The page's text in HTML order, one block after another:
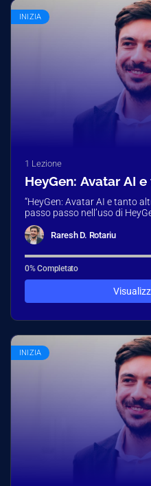
INIZIA
1 Lezione
HeyGen: Avatar AI
“HeyGen: Avatar AI e tanto
passo passo nell’uso di
Raresh D. Rotariu
0% Completato
INIZIA